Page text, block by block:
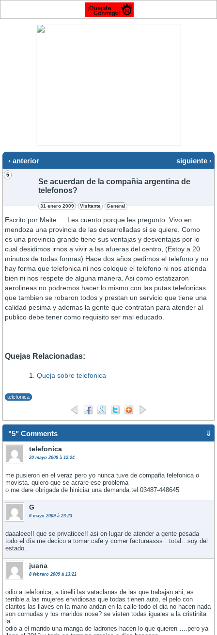
‹ anterior siguiente ›
5
Se acuerdan de la compañia argentina de
telefonos?
31 enero 2009 Visitante General
Escrito por Maite … Les cuento porque les pregunto. Vivo en
mendoza una provincia de las desarrolladas si se quiere. Como
es una provincia grande tiene sus ventajas y desventajas por lo
cual desidimos irnos a vivir a las afueras del centro, (Estoy a 20
minutos de todas formas) Hace dos años pedimos el telefono y no
hay forma que telefonica ni nos coloque el telefono ni nos atienda
bien ni nos respete de alguna manera. Asi como estatizaron
aerolineas no podremos hacer lo mismo con las putas telefonicas
que tambien se robaron todos y prestan un servicio que tiene una
calidad pesima y ademas la gente que contratan para atender al
publico debe tener como requisito ser mal educado.
Quejas Relacionadas:
Queja sobre telefonica
telefonica
"5" Comments ⇓
telefonica
20 mayo 2009 à 12:24
me pusieron en el veraz pero yo nunca tuve de compaña telefonica o
movista. quiero que se acrare ese problema
o me dare obrigada de hiniciar una demanda.tel.03487-448645
G
6 mayo 2009 à 23:23
daaaleee!! que se privaticee!! asi en lugar de atender a gente pesada
todo el dí­a me decico a tomar cafe y comer facturaasss…total…soy del
estado..
juana
8 febrero 2009 à 13:21
odio a telefonica, a tinelli las vataclanas de las que trabajan ahi, es
terrible a las mujeres envidiosas que todas tienen auto, el pelo con
claritos las llaves en la mano andan en la calle todo el dia no hacen nada
son cornudas y los maridos nose? se visten todas iguales a la cristinita
la
odio a el marido una manga de ladrones hacen lo que quieren ….pero ya